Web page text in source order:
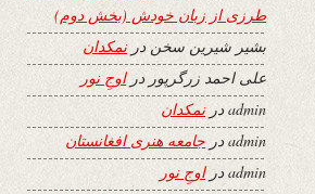
طرزی از زبان خودش (بخش دوم)
بشیر شیرین سخن درنمکدان
علی احمد زرگرپور دراوجِ نور
adminدرنمکدان
adminدر جامعه هنری افغانستان
admin دراوجِ نور